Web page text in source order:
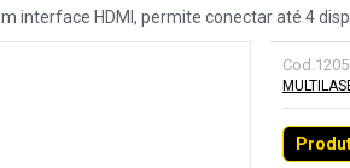
interface HDMI, permite conectar até 4
Cod.